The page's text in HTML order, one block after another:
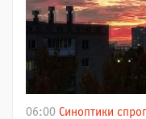
06:00 Синоптики